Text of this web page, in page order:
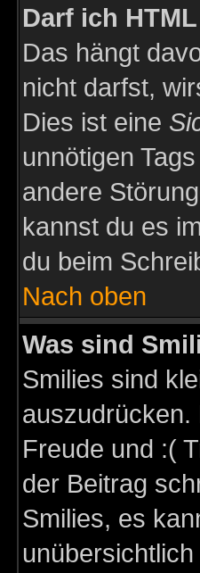
Darf ich
Das hängt
nicht darfst,
Dies ist eine
unnötigen
andere
kannst du es
du beim
Nach oben
Was sind
Smilies sind
auszudrücken.
Freude und :(
der Beitrag
Smilies, es